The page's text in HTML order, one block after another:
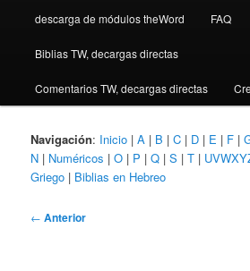
descarga de módulos theWord FAQ
Biblias TW, decargas directas
Comentarios TW, decargas directas
Navigación: Inicio |A | B |C | D | E | F |
N | Numéricos |O | P |Q |S |T |
Griego | Biblias en Hebreo
Navegación
← Anterior